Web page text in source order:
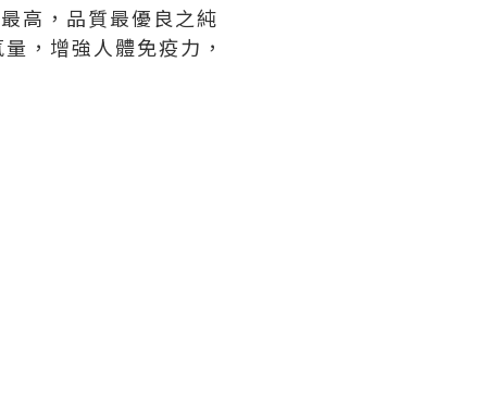
高，品質最優良之純
，增強人體免疫力，